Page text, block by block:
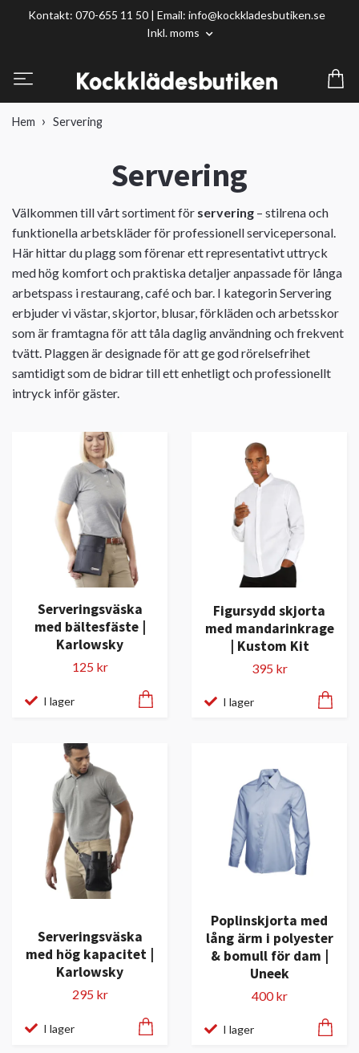
Kontakt: 070-655 11 50 | Email: info@kockkladesbutiken.se
Inkl. moms
Hem Servering
Servering
Välkommen till vårt sortiment för servering – stilrena och
funktionella arbetskläder för professionell servicepersonal.
Här hittar du plagg som förenar ett representativt uttryck
med hög komfort och praktiska detaljer anpassade för långa
arbetspass i restaurang, café och bar. I kategorin Servering
erbjuder vi västar, skjortor, blusar, förkläden och arbetsskor
som är framtagna för att tåla daglig användning och frekvent
tvätt. Plaggen är designade för att ge god rörelsefrihet
samtidigt som de bidrar till ett enhetligt och professionellt
intryck inför gäster.
Serveringsväska
med bältesfäste |
Karlowsky
125 kr
I lager
Figursydd skjorta
med mandarinkrage
| Kustom Kit
395 kr
I lager
Serveringsväska
med hög kapacitet |
Karlowsky
295 kr
I lager
Poplinskjorta med
lång ärm i polyester
& bomull för dam |
Uneek
400 kr
I lager